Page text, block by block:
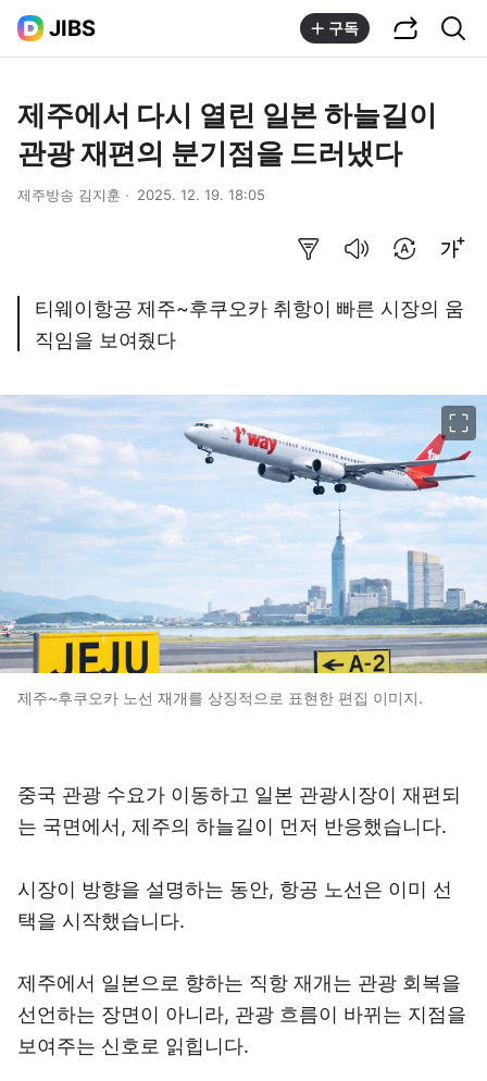
JIBS 구독
제주에서 다시 열린 일본 하늘길이
관광 재편의 분기점을 드러냈다
제주방송 김지훈 2025. 12. 19. 18:05
티웨이항공 제주~후쿠오카 취항이 빠른 시장의 움
직임을 보여줬다
제주~후쿠오카 노선 재개를 상징적으로 표현한 편집 이미지.
중국 관광 수요가 이동하고 일본 관광시장이 재편되
는 국면에서, 제주의 하늘길이 먼저 반응했습니다.
시장이 방향을 설명하는 동안, 항공 노선은 이미 선
택을 시작했습니다.
제주에서 일본으로 향하는 직항 재개는 관광 회복을
선언하는 장면이 아니라, 관광 흐름이 바뀌는 지점을
보여주는 신호로 읽힙니다.